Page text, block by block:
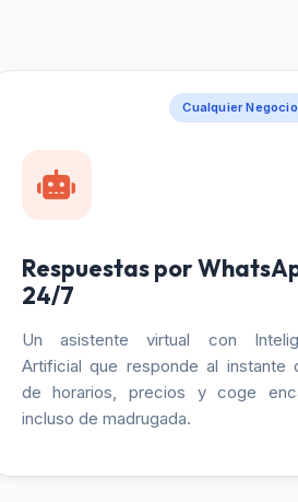
Cualquier
Respuestas por
24/7
Un asistente virtual con
Artificial que responde al instante
de horarios, precios y coge
incluso de madrugada.